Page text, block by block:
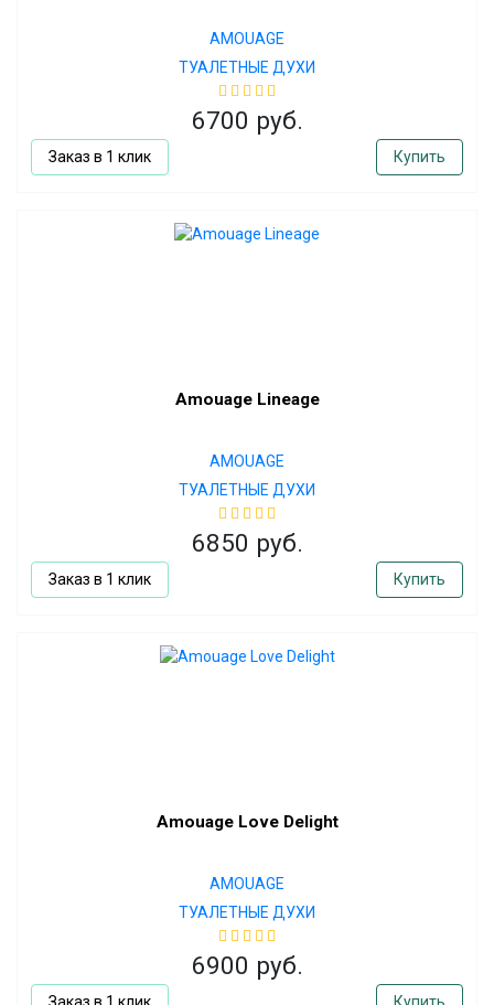
AMOUAGE
ТУАЛЕТНЫЕ ДУХИ
6700 руб.
Заказ в 1 клик Купить
Amouage Lineage
AMOUAGE
ТУАЛЕТНЫЕ ДУХИ
6850 руб.
Заказ в 1 клик Купить
Amouage Love Delight
AMOUAGE
ТУАЛЕТНЫЕ ДУХИ
6900 руб.